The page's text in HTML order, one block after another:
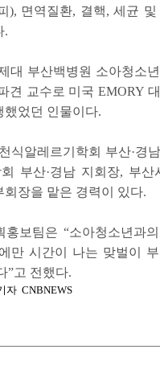
), 면역질환, 결핵, 세균
.
대 부산백병원 소아청소
견 교수로 미국 EMORY 대
했었던 인물이다.
식알레르기학회 부산·경
부산·경남 지회장, 부
회장을 맡은 경력이 있다.
홍보팀은 “소아청소년과
만 시간이 나는 맞벌이 부
”고 전했다.
자 CNBNEWS